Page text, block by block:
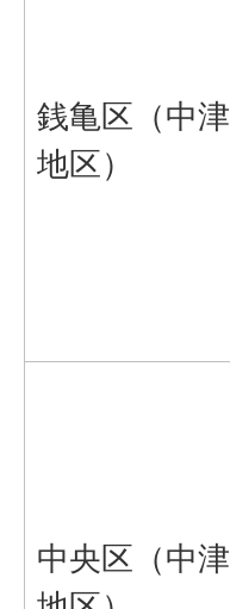
銭亀区（中津
地区）
中央区（中津